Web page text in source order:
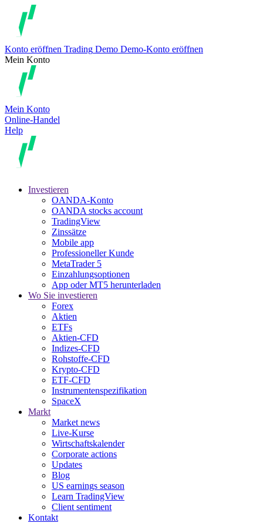
Konto eröffnen Trading Demo Demo-Konto eröffnen
Mein Konto
Mein Konto
Online-Handel
Help
Investieren
OANDA-Konto
OANDA stocks account
TradingView
Zinssätze
Mobile app
Professioneller Kunde
MetaTrader 5
Einzahlungsoptionen
App oder MT5 herunterladen
Wo Sie investieren
Forex
Aktien
ETFs
Aktien-CFD
Indizes-CFD
Rohstoffe-CFD
Krypto-CFD
ETF-CFD
Instrumentenspezifikation
SpaceX
Markt
Market news
Live-Kurse
Wirtschaftskalender
Corporate actions
Updates
Blog
US earnings season
Learn TradingView
Client sentiment
Kontakt